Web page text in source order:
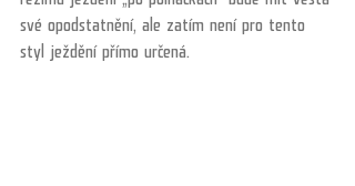
své opodstatnění, ale zatím není pro tento
styl ježdění přímo určená.